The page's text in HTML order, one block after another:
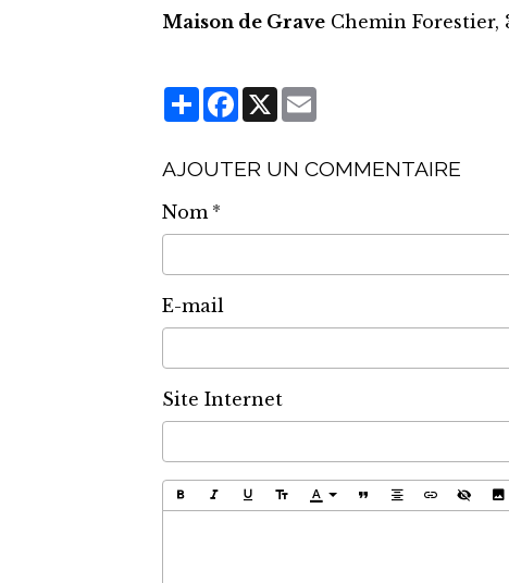
Maison de Grave Chemin Forestier,
PartagerFacebook
X
AJOUTER UN COMMENTAIRE
Nom
E-mail
Site Internet